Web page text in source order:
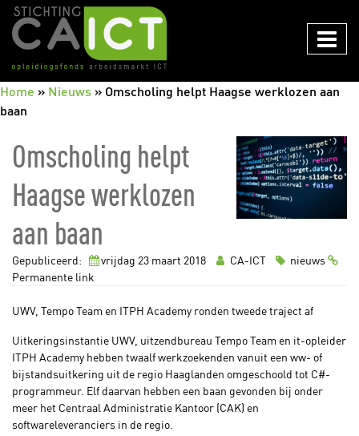
CAICT
Home » Nieuws » Omscholing helpt Haagse werklozen aan
baan
Omscholing helpt
Haagse werklozen
aan baan
Gepubliceerd: vrijdag 23 maart 2018 CA-ICT
nieuws
Permanente link
UWV, Tempo Team en ITPH Academy ronden tweede traject af
Uitkeringsinstantie UWV, uitzendbureau Tempo Team en it-opleider
ITPH Academy hebben twaalf werkzoekenden vanuit een ww- of
bijstandsuitkering uit de regio Haaglanden omgeschoold tot C#-
programmeur. Elf daarvan hebben een baan gevonden bij onder
meer het Centraal Administratie Kantoor (CAK) en
softwareleveranciers in de regio.